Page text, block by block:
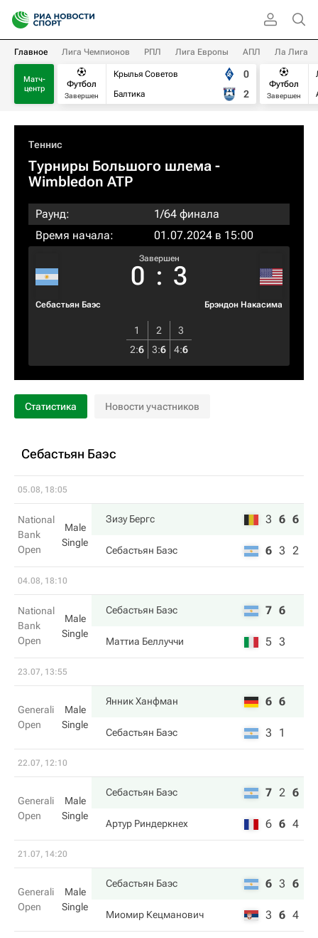
Главное Лига Чемпионов РПЛ Лига Европы АПЛ Ла Лига
Матч-
центр
Футбол
Завершен
Крылья Советов
Балтика
0
2
Футбол
Завершен
Теннис
Турниры Большого шлема -
Wimbledon ATP
Раунд:
1/64 финала
Время начала:
01.07.2024 в 15:00
Себастьян Баэс
Завершен
0 : 3
Брэндон Накаcима
1 2
3
2:6 3:6 4:6
Статистика Новости участников
Себастьян Баэс
05.08, 18:05
National
Bank
Open
Male
Single
Зизу Бергс 3 6 6
Себастьян Баэс 6 3 2
04.08, 18:10
National
Bank
Open
Male
Single
Себастьян Баэс 7 6
Маттиа Беллуччи 5 3
23.07, 13:55
Generali
Open
Male
Single
Янник Ханфман 6 6
Себастьян Баэс 3 1
22.07, 12:10
Generali
Open
Male
Single
Себастьян Баэс 7 2 6
Артур Риндеркнех 6 6 4
21.07, 14:20
Generali
Open
Male
Single
Себастьян Баэс 6 3 6
Миомир Кецманович 3 6 4